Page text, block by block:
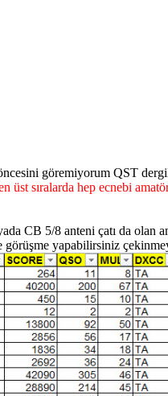
göremiyorum QST
sıralarda hep ecnebi
CB 5/8 anteni çatı da olan
görüşme yapabilirsiniz